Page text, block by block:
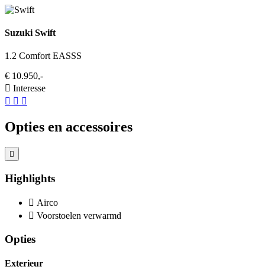
Suzuki Swift
1.2 Comfort EASSS
€ 10.950,-
Interesse
Opties en accessoires
Highlights
Airco
Voorstoelen verwarmd
Opties
Exterieur